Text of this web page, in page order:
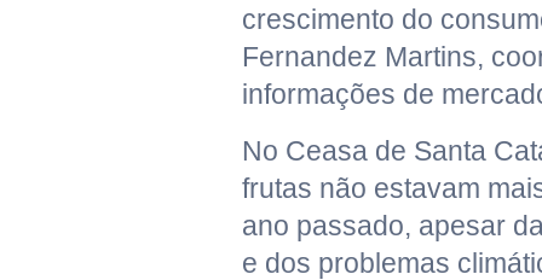
crescimento do
Fernandez Martins,
informações de
No Ceasa de Santa
frutas não estavam
ano passado, apesar
e dos problemas